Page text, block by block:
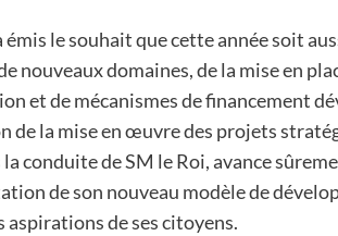
le souhait que cette année soit
nouveaux domaines, de la mise en
et de mécanismes de financement
de la mise en œuvre des projets
conduite de SM le Roi, avance
de son nouveau modèle de
aspirations de ses citoyens.